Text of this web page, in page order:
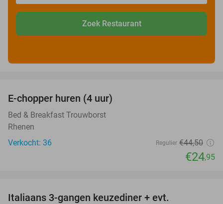
Zoek Restaurant
E-chopper huren (4 uur)
Bed & Breakfast Trouwborst
Rhenen
Verkocht: 36
Regulier €44,50
€24,95
Italiaans 3-gangen keuzediner + evt.